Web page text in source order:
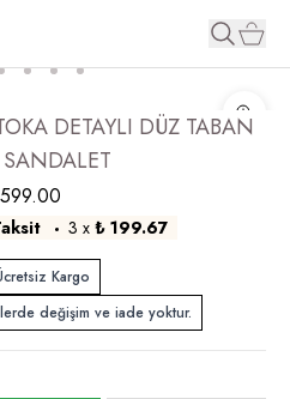
DETAYLI DÜZ TABAN
3 x ₺ 199.67
Kargo
değişim ve iade yoktur.